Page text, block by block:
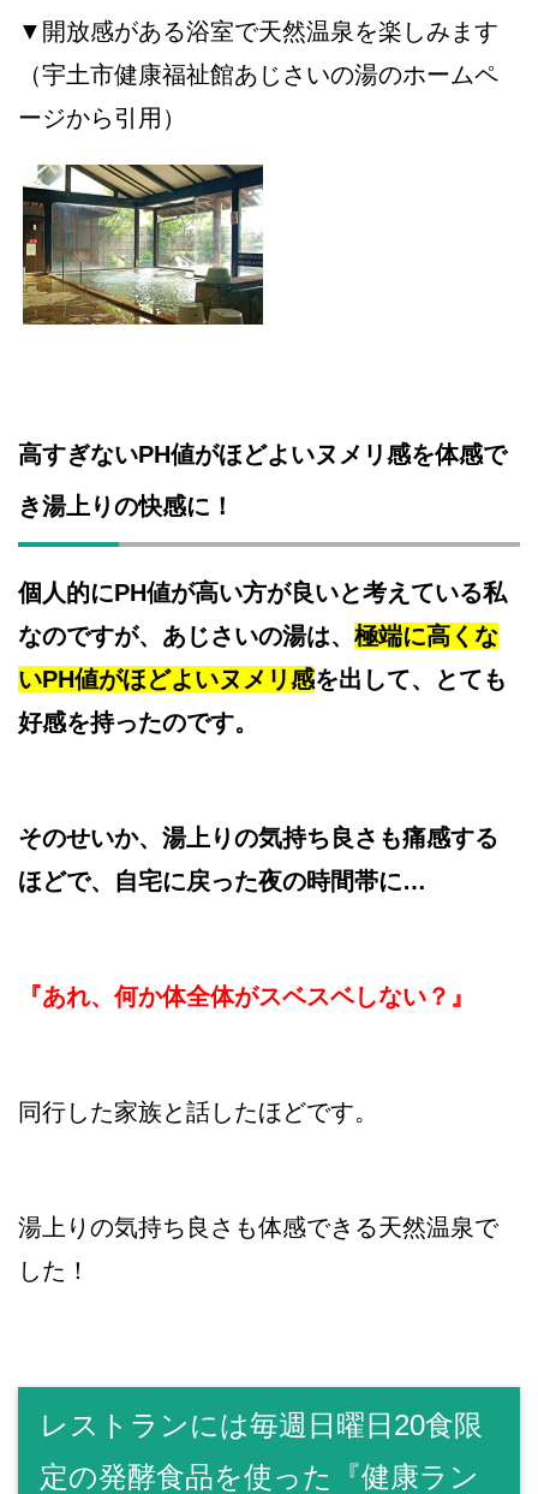
▼開放感がある浴室で天然温泉を楽しみます
（宇土市健康福祉館あじさいの湯のホームペ
ージから引用）
高すぎないPH値がほどよいヌメリ感を体感で
き湯上りの快感に！
個人的にPH値が高い方が良いと考えている私
なのですが、あじさいの湯は、 極端に高くな
いPH値がほどよいヌメリ感を出して、とても
好感を持ったのです。
そのせいか、湯上りの気持ち良さも痛感する
ほどで、自宅に戻った夜の時間帯に…
『あれ、何か体全体がスベスベしない？』
同行した家族と話したほどです。
湯上りの気持ち良さも体感できる天然温泉で
した！
レストランには毎週日曜日20食限
定の発酵食品を使った『健康ラン